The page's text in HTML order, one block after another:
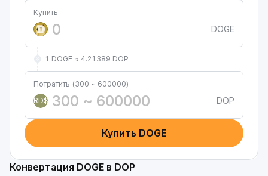
Купить
DOGE
1 DOGE ≈ 4.21389 DOP
Потратить (300 ~ 600000)
RD$
DOP
Купить DOGE
Конвертация DOGE в DOP